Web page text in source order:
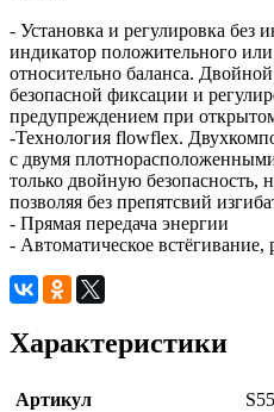
- Установка и регулировка без
индикатор положительного
относительно баланса.
безопасной фиксации и
предупреждением при
-Технология flowflex.
с двумя
только двойную
позволяя без препятсвий
- Прямая передача энергии
- Автоматическое встёгивание,
Характеристики
Артикул